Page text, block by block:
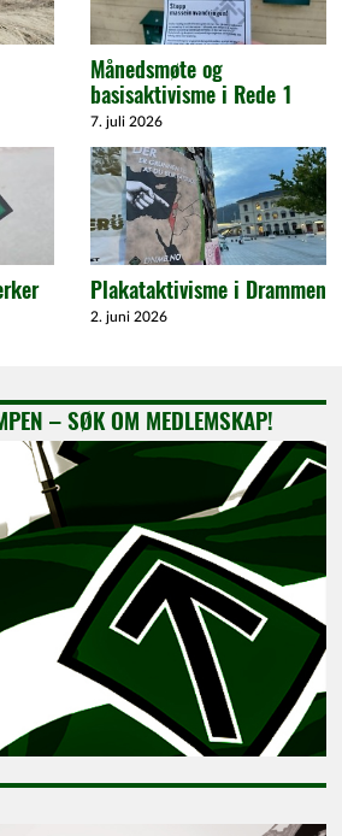
Månedsmøte og
basisaktivisme i Rede 1
7. juli 2026
Plakataktivisme i Drammen
2. juni 2026
– SØK OM MEDLEMSKAP!